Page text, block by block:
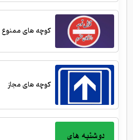
کوچه های ممنوع
کوچه های مجاز